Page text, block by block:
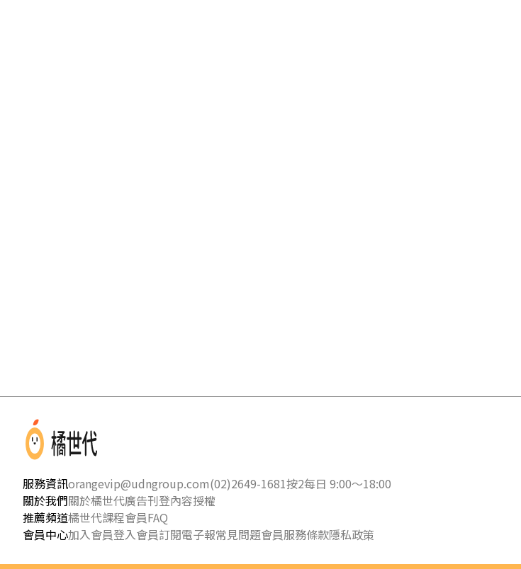
服務資訊orangevip@udngroup.com(02)2649-1681按2每日 9:00～18:00
關於我們關於橘世代廣告刊登內容授權
推薦頻道橘世代課程會員FAQ
會員中心加入會員登入會員訂閱電子報常見問題會員服務條款隱私政策